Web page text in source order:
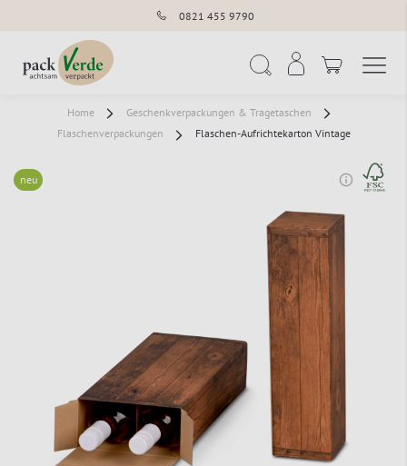
0821 455 9790
Home
Geschenkverpackungen & Tragetaschen
Flaschenverpackungen
Flaschen-Aufrichtekarton Vintage
neu